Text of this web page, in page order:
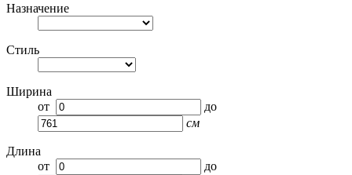
Назначение
Стиль
Ширина
от
до
см
Длина
от
до